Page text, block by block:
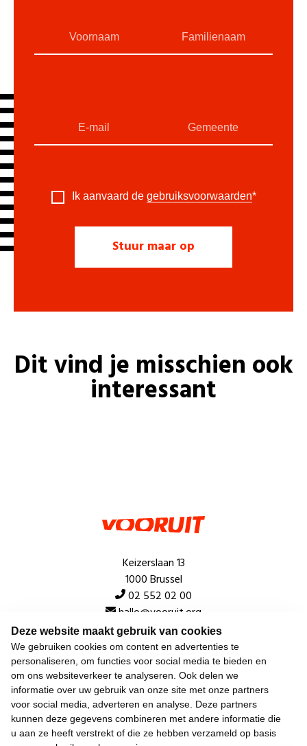
Deze website maakt gebruik van cookies
We gebruiken cookies om content en advertenties te
personaliseren, om functies voor social media te bieden en
om ons websiteverkeer te analyseren. Ook delen we
informatie over uw gebruik van onze site met onze partners
voor social media, adverteren en analyse. Deze partners
kunnen deze gegevens combineren met andere informatie die
u aan ze heeft verstrekt of die ze hebben verzameld op basis
Ik aanvaard de gebruiksvoorwaarden*
Dit vind je misschien ook
interessant
Keizerslaan 13
1000 Brussel
02 552 02 00
hallo@vooruit.org
Snel
Over de beweging
Algemeen